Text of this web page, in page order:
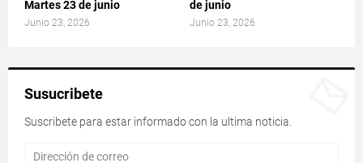
Martes 23 de junio
Junio 23, 2026
de junio
Junio 23, 2026
Susucribete
Suscribete para estar informado con la ultima noticia.